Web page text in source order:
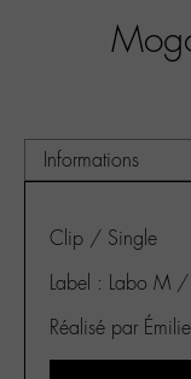
Clip / Single
Label : Labo M
Réalisé par